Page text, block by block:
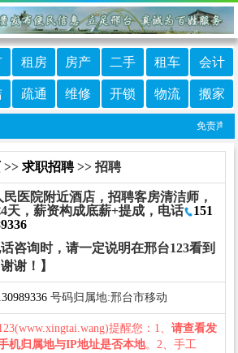
租房 房产 二手 租车 会计
疏通 维修 开锁 物流 搬家
免责声明
>> 求职招聘>> 招聘
民医院附近酒店，招聘客房清洁师，
天，薪资构成底薪+提成，电话
151
话咨询时，请一定说明在邢台123看到
谢！】
号码归属地:邢台市移动
提醒您：1、 请查看发
机归属地与IP地址是否本地。2、手工